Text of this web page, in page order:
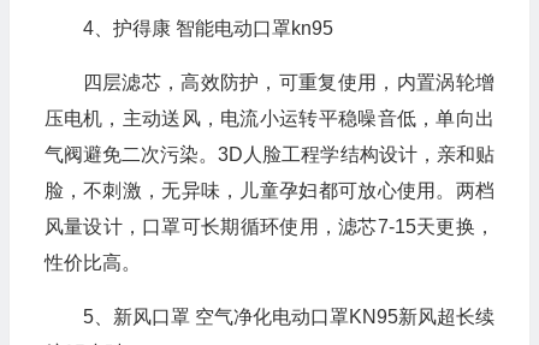
4、护得康 智能电动口罩kn95
四层滤芯，高效防护，可重复使用，内置涡轮增
压电机，主动送风，电流小运转平稳噪音低，单向出
气阀避免二次污染。3D人脸工程学结构设计，亲和贴
脸，不刺激，无异味，儿童孕妇都可放心使用。两档
风量设计，口罩可长期循环使用，滤芯7-15天更换，
性价比高。
5、新风口罩 空气净化电动口罩KN95新风超长续